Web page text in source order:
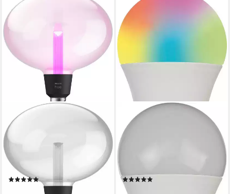
PHILIPS HUE
LED-Leuchtmittel White and
Ellipse 500lm, E27, 1 St.,
Farbwechsler
Produktdatenblatt
(2)
BRENNENSTUHL
LED-Leuchtmittel Connect
WiFi SB 810, E27,
15,58 €